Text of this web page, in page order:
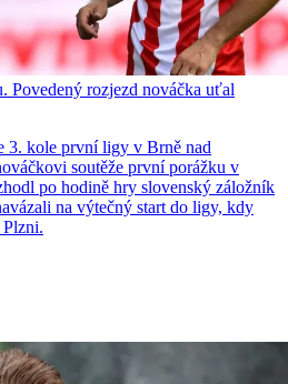
Povedený rozjezd nováčka uťal
3. kole první ligy v Brně nad
soutěže první porážku v
po hodině hry slovenský záložník
na výtečný start do ligy, kdy